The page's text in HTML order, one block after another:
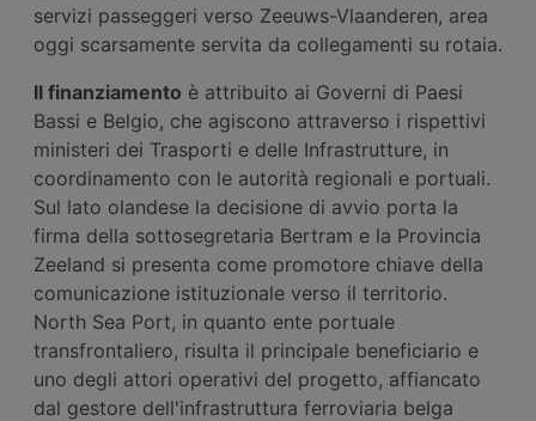
servizi passeggeri verso Zeeuws-Vlaanderen, area
oggi scarsamente servita da collegamenti su rotaia.
Il finanziamento è attribuito ai Governi di Paesi
Bassi e Belgio, che agiscono attraverso i rispettivi
ministeri dei Trasporti e delle Infrastrutture, in
coordinamento con le autorità regionali e portuali.
Sul lato olandese la decisione di avvio porta la
firma della sottosegretaria Bertram e la Provincia
Zeeland si presenta come promotore chiave della
comunicazione istituzionale verso il territorio.
North Sea Port, in quanto ente portuale
transfrontaliero, risulta il principale beneficiario e
uno degli attori operativi del progetto, affiancato
dal gestore dell'infrastruttura ferroviaria belga